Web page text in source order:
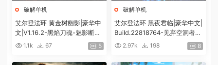
破解单机
艾尔登法环 黄金树幽影|豪华中
文|V1.16.2-黑焰刀魂-魅影断弦
+预购特典+全DLC+修改器|解
1.1k 67 5
破解单机
艾尔登法环 黑夜君临|豪华中文|
Build.22818764-见弃空洞者DL
C+预购特典+全DLC+修改器|解
2.97k 198 8